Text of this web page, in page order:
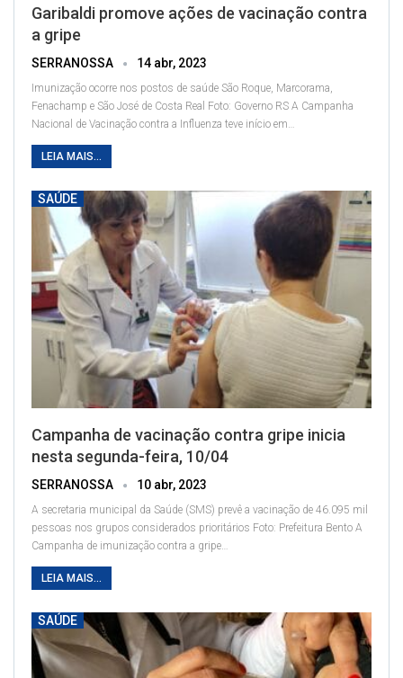
Garibaldi promove ações de vacinação contra
a gripe
SERRANOSSA 14 abr, 2023
Imunização ocorre nos postos de saúde São Roque, Marcorama,
Fenachamp e São José de Costa Real Foto: Governo RS A Campanha
Nacional de Vacinação contra a Influenza teve início em…
LEIA MAIS...
SAÚDE
Campanha de vacinação contra gripe inicia
nesta segunda-feira, 10/04
SERRANOSSA 10 abr, 2023
A secretaria municipal da Saúde (SMS) prevê a vacinação de 46.095 mil
pessoas nos grupos considerados prioritários Foto: Prefeitura Bento A
Campanha de imunização contra a gripe…
LEIA MAIS...
SAÚDE